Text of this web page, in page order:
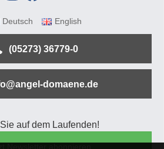
Deutsch English
(05273) 36779-0
domaene.de
auf dem Laufenden!